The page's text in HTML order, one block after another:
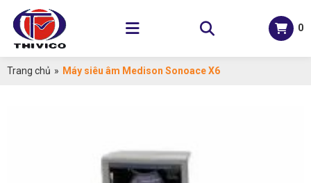
0
Trang chủ » Máy siêu âm Medison Sonoace X6